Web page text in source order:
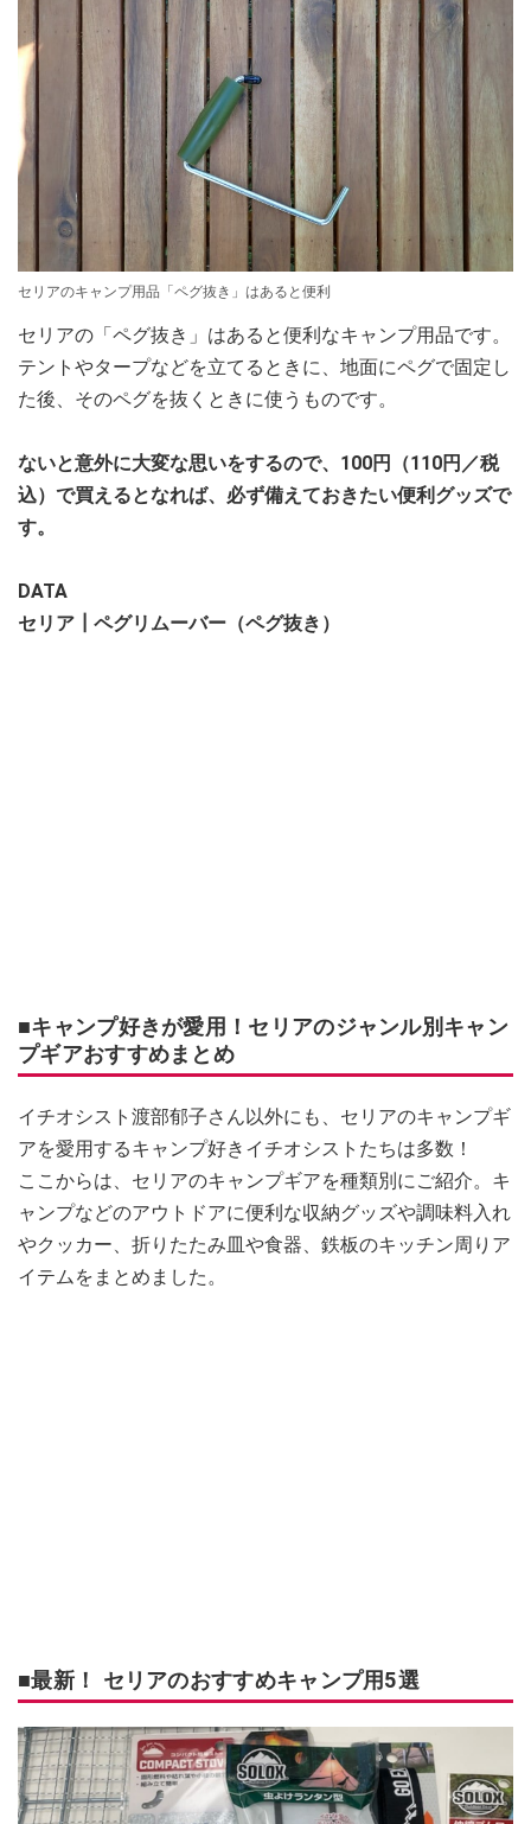
セリアのキャンプ用品「ペグ抜き」はあると便利
セリアの「ペグ抜き」はあると便利なキャンプ用品です。
テントやタープなどを立てるときに、地面にペグで固定し
た後、そのペグを抜くときに使うものです。
ないと意外に大変な思いをするので、100円（110円／税
込）で買えるとなれば、必ず備えておきたい便利グッズで
す。
DATA
セリア┃ペグリムーバー（ペグ抜き）
■キャンプ好きが愛用！セリアのジャンル別キャン
プギアおすすめまとめ
イチオシスト渡部郁子さん以外にも、セリアのキャンプギ
アを愛用するキャンプ好きイチオシストたちは多数！
ここからは、セリアのキャンプギアを種類別にご紹介。キ
ャンプなどのアウトドアに便利な収納グッズや調味料入れ
やクッカー、折りたたみ皿や食器、鉄板のキッチン周りア
イテムをまとめました。
■最新！ セリアのおすすめキャンプ用5選